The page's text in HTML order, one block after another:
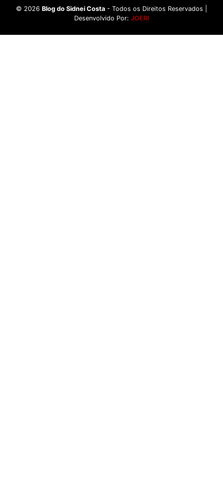
© 2026 Blog do Sidnei Costa - Todos os Direitos Reservados |
Desenvolvido Por: JOERI